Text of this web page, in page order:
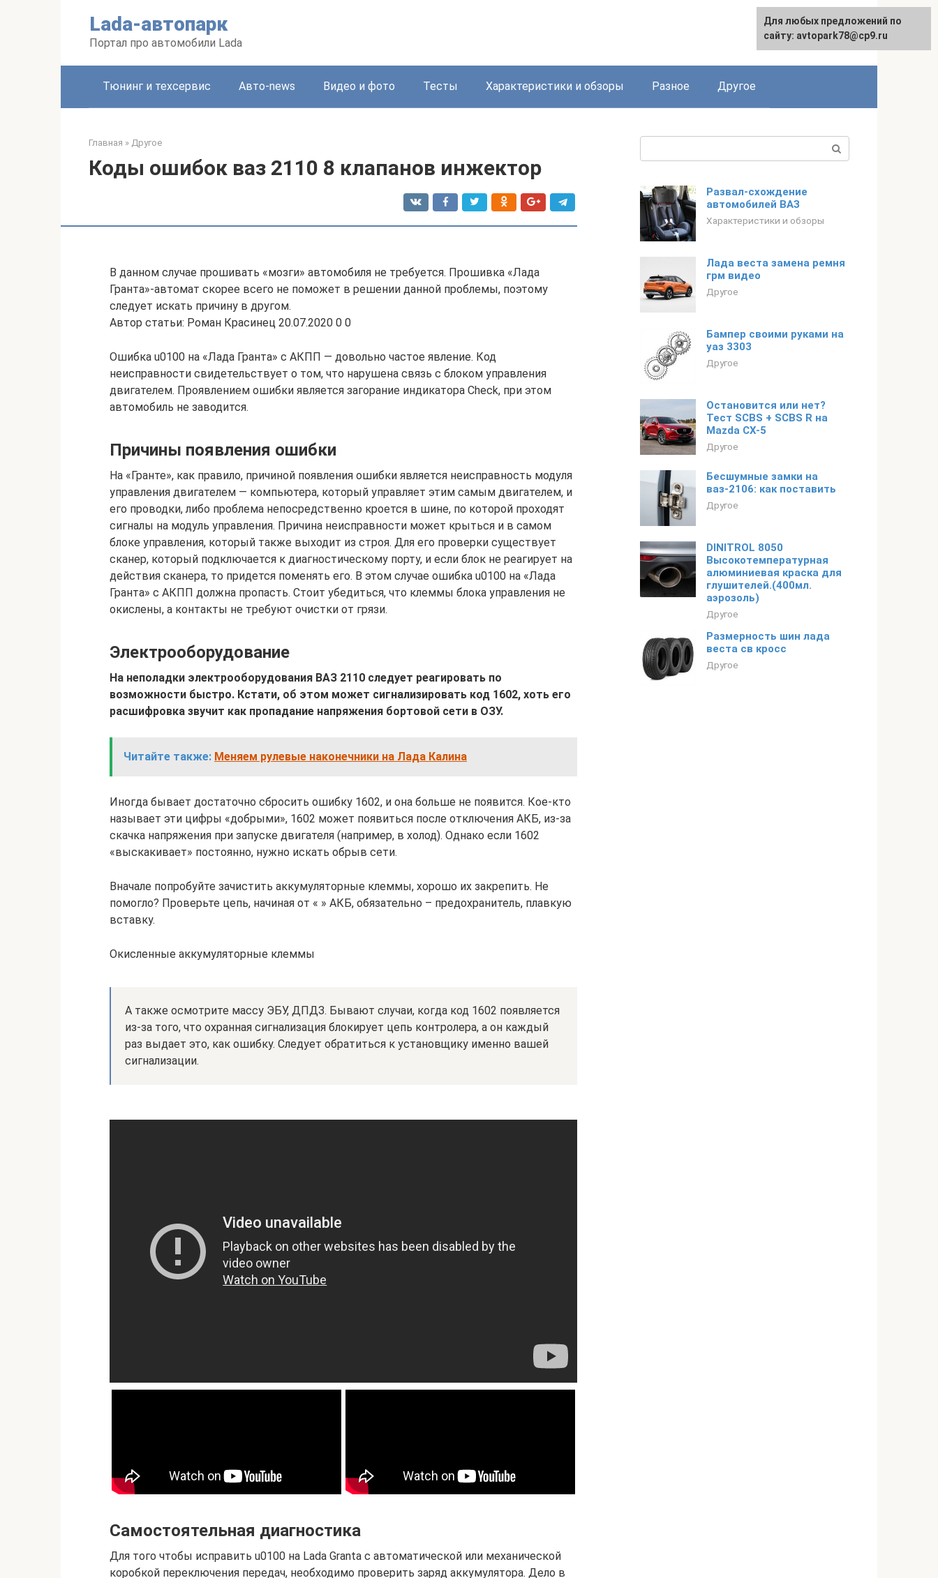
Lada-автопарк
Портал про автомобили Lada
Тюнинг и техсервис Авто-news Видео и фото Тесты Характеристики и обзоры Разное Другое
Главная » Другое
Коды ошибок ваз 2110 8 клапанов инжектор
В данном случае прошивать «мозги» автомобиля не требуется. Прошивка «Лада
Гранта»-автомат скорее всего не поможет в решении данной проблемы, поэтому
следует искать причину в другом.
Автор статьи: Роман Красинец 20.07.2020 0 0
Ошибка u0100 на «Лада Гранта» с АКПП — довольно частое явление. Код
неисправности свидетельствует о том, что нарушена связь с блоком управления
двигателем. Проявлением ошибки является загорание индикатора Check, при этом
автомобиль не заводится.
Причины появления ошибки
На «Гранте», как правило, причиной появления ошибки является неисправность модуля
управления двигателем — компьютера, который управляет этим самым двигателем, и
его проводки, либо проблема непосредственно кроется в шине, по которой проходят
сигналы на модуль управления. Причина неисправности может крыться и в самом
блоке управления, который также выходит из строя. Для его проверки существует
сканер, который подключается к диагностическому порту, и если блок не реагирует на
действия сканера, то придется поменять его. В этом случае ошибка u0100 на «Лада
Гранта» с АКПП должна пропасть. Стоит убедиться, что клеммы блока управления не
окислены, а контакты не требуют очистки от грязи.
Электрооборудование
На неполадки электрооборудования ВАЗ 2110 следует реагировать по
возможности быстро. Кстати, об этом может сигнализировать код 1602, хоть его
расшифровка звучит как пропадание напряжения бортовой сети в ОЗУ.
Читайте также: Меняем рулевые наконечники на Лада Калина
Иногда бывает достаточно сбросить ошибку 1602, и она больше не появится. Кое-кто
называет эти цифры «добрыми», 1602 может появиться после отключения АКБ, из-за
скачка напряжения при запуске двигателя (например, в холод). Однако если 1602
«выскакивает» постоянно, нужно искать обрыв сети.
Вначале попробуйте зачистить аккумуляторные клеммы, хорошо их закрепить. Не
помогло? Проверьте цепь, начиная от « » АКБ, обязательно – предохранитель, плавкую
вставку.
Окисленные аккумуляторные клеммы
А также осмотрите массу ЭБУ, ДПДЗ. Бывают случаи, когда код 1602 появляется
из-за того, что охранная сигнализация блокирует цепь контролера, а он каждый
раз выдает это, как ошибку. Следует обратиться к установщику именно вашей
сигнализации.
Самостоятельная диагностика
Для того чтобы исправить u0100 на Lada Granta с автоматической или механической
коробкой переключения передач, необходимо проверить заряд аккумулятора. Дело в
Развал-схождение
автомобилей ВАЗ
Характеристики и обзоры
Лада веста замена ремня
грм видео
Другое
Бампер своими руками на
уаз 3303
Другое
Остановится или нет?
Тест SCBS + SCBS R на
Mazda CX-5
Другое
Бесшумные замки на
ваз-2106: как поставить
Другое
DINITROL 8050
Высокотемпературная
алюминиевая краска для
глушителей.(400мл.
аэрозоль)
Другое
Размерность шин лада
веста св кросс
Другое
Для любых предложений по
сайту: avtopark78@cp9.ru